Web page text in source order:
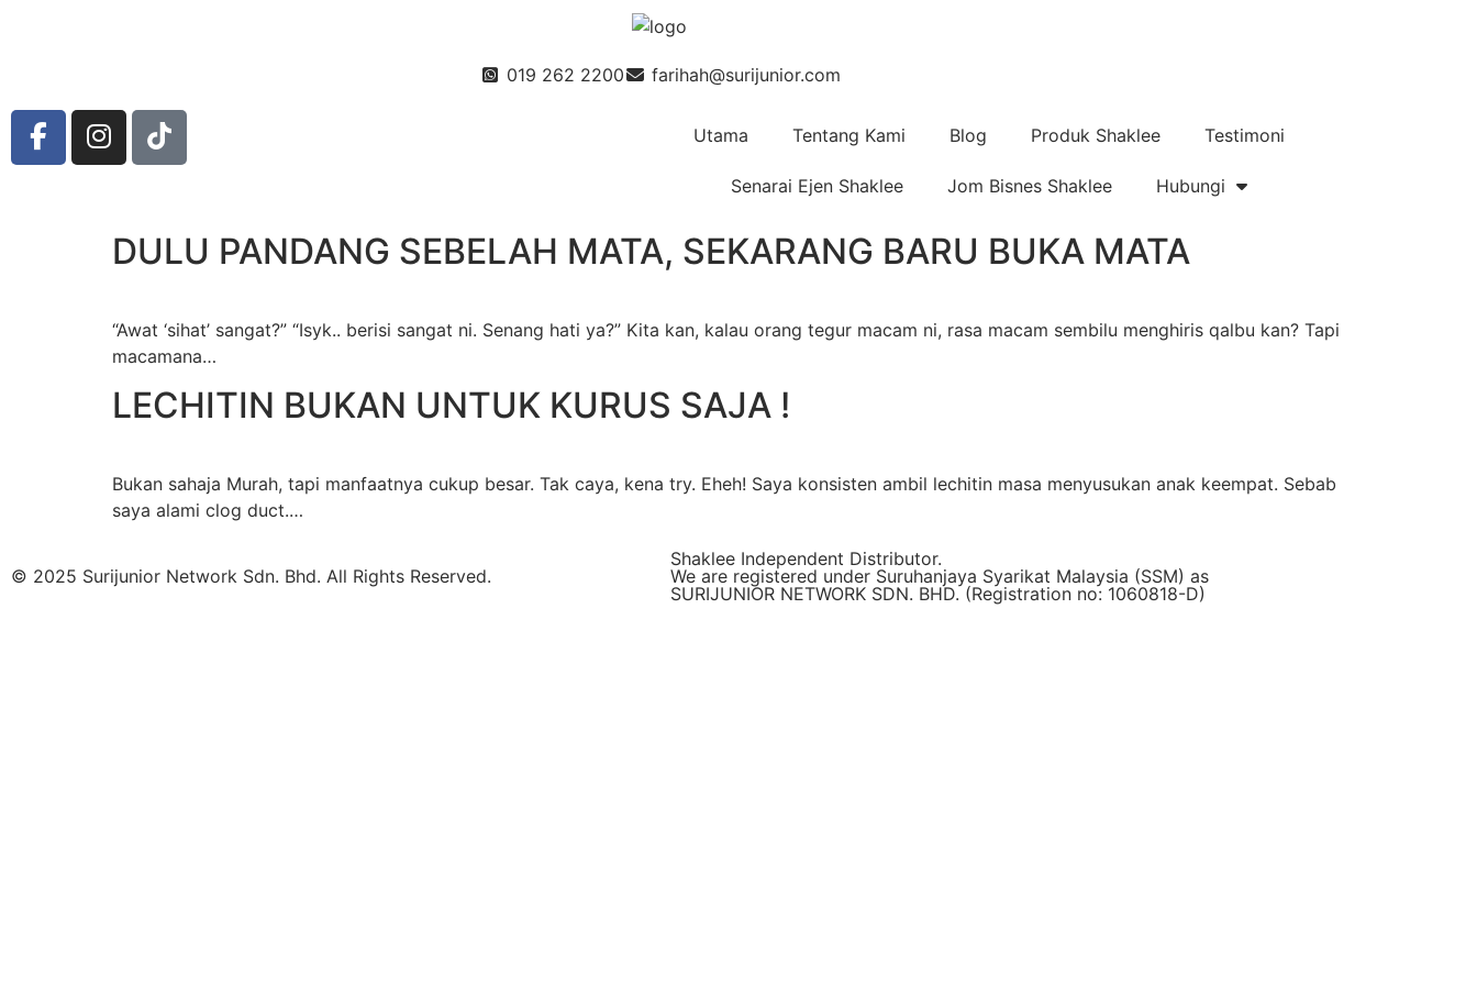
019 262 2200 farihah@surijunior.com
Utama Tentang Kami Blog Produk Shaklee Testimoni
Senarai Ejen Shaklee Jom Bisnes Shaklee Hubungi
DULU PANDANG SEBELAH MATA, SEKARANG BARU BUKA MATA
“Awat ‘sihat’ sangat?” “Isyk.. berisi sangat ni. Senang hati ya?” Kita kan, kalau orang tegur macam ni, rasa macam sembilu menghiris qalbu kan? Tapi
macamana…
LECHITIN BUKAN UNTUK KURUS SAJA !
Bukan sahaja Murah, tapi manfaatnya cukup besar. Tak caya, kena try. Eheh! Saya konsisten ambil lechitin masa menyusukan anak keempat. Sebab
saya alami clog duct.…
© 2025 Surijunior Network Sdn. Bhd. All Rights Reserved.
Shaklee Independent Distributor.
We are registered under Suruhanjaya Syarikat Malaysia (SSM) as
SURIJUNIOR NETWORK SDN. BHD. (Registration no: 1060818-D)